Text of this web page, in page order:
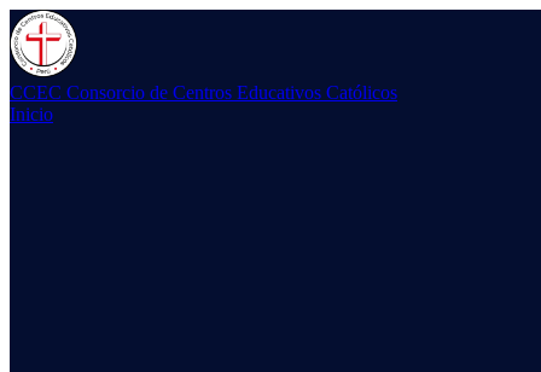
CCEC Consorcio de Centros Educativos Católicos
Inicio